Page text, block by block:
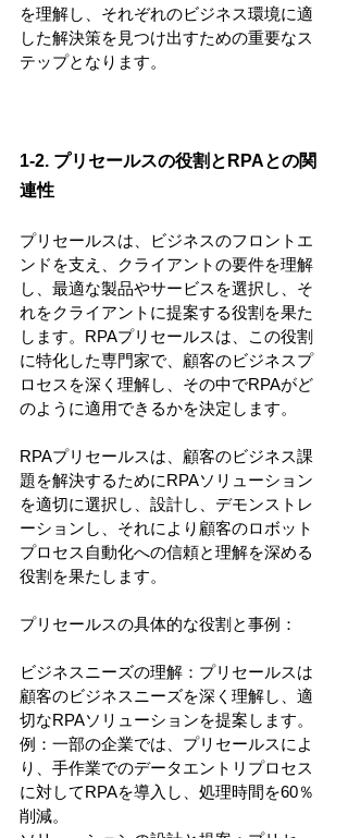
を理解し、それぞれのビジネス環境に適
した解決策を見つけ出すための重要なス
テップとなります。
1-2. プリセールスの役割とRPAとの関
連性
プリセールスは、ビジネスのフロントエ
ンドを支え、クライアントの要件を理解
し、最適な製品やサービスを選択し、そ
れをクライアントに提案する役割を果た
します。RPAプリセールスは、この役割
に特化した専門家で、顧客のビジネスプ
ロセスを深く理解し、その中でRPAがど
のように適用できるかを決定します。
RPAプリセールスは、顧客のビジネス課
題を解決するためにRPAソリューション
を適切に選択し、設計し、デモンストレ
ーションし、それにより顧客のロボット
プロセス自動化への信頼と理解を深める
役割を果たします。
プリセールスの具体的な役割と事例：
ビジネスニーズの理解：プリセールスは
顧客のビジネスニーズを深く理解し、適
切なRPAソリューションを提案します。
例：一部の企業では、プリセールスによ
り、手作業でのデータエントリプロセス
に対してRPAを導入し、処理時間を60％
削減。